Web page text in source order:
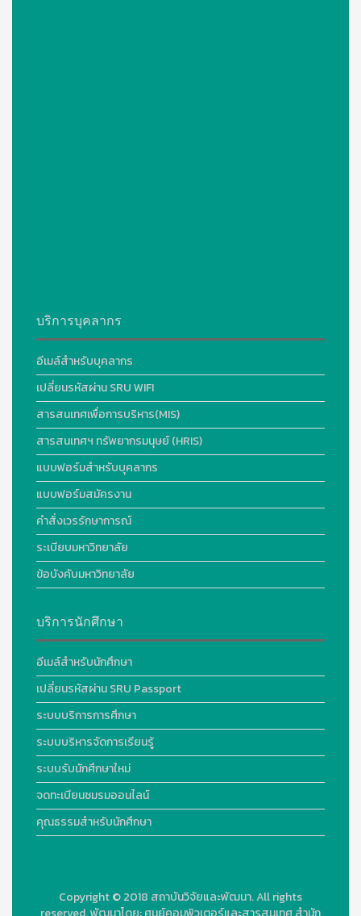
บริการบุคลากร
อีเมล์สำหรับบุคลากร
เปลี่ยนรหัสผ่าน SRU WIFI
สารสนเทศเพื่อการบริหาร(MIS)
สารสนเทศฯ ทรัพยากรมนุษย์ (HRIS)
แบบฟอร์มสำหรับบุคลากร
แบบฟอร์มสมัครงาน
คำสั่งเวรรักษาการณ์
ระเบียบมหาวิทยาลัย
ข้อบังคับมหาวิทยาลัย
บริการนักศึกษา
อีเมล์สำหรับนักศึกษา
เปลี่ยนรหัสผ่าน SRU Passport
ระบบบริการการศึกษา
ระบบบริหารจัดการเรียนรู้
ระบบรับนักศึกษาใหม่
จดทะเบียนชมรมออนไลน์
คุณธรรมสำหรับนักศึกษา
Copyright © 2018 สถาบันวิจัยและพัฒนา. All rights